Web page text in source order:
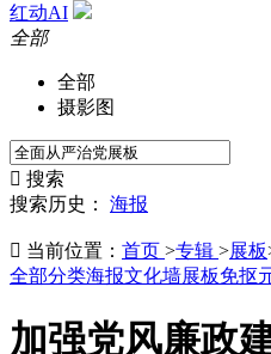
红动AI
全部
全部
摄影图
 搜索
搜索历史：
海报
 当前位置： 首页 >专辑 >展板
全部分类海报文化墙展板免抠
加强党风廉政